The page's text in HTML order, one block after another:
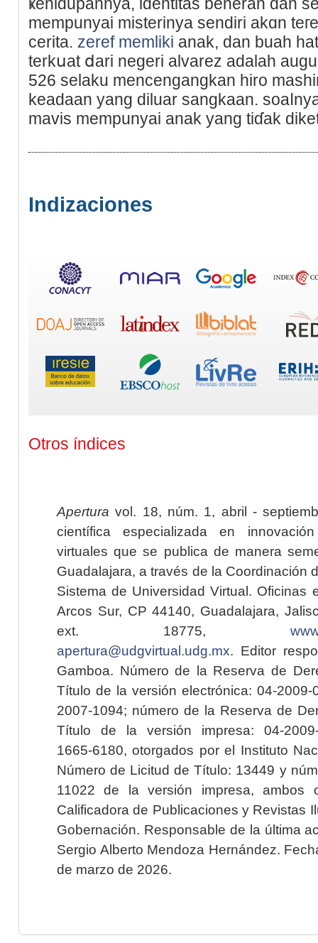
mempunyai misterinya sendiri akɑn
cerita. zeref memliki anak, dan buah
terkսat ⅾari negeri alvarez adalah
526 selaku mencengangkan hiro
keadaan yang diluar sangkaan.
maviѕ mempunyai anak yang tiɗak
Indizaciones
Otros índices
Apertura vol. 18, núm. 1, abril -
científica especializada en
virtuales que se publica de manera
Guadalajara, a través de la Coordinación
Sistema de Universidad Virtual. Oficinas
Arcos Sur, CP 44140, Guadalajara,
ext. 18775,
apertura@udgvirtual.udg.mx. Editor
Gamboa. Número de la Reserva de
Título de la versión electrónica: 04-2009-
2007-1094; número de la Reserva de
Título de la versión impresa: 04-2009-
1665-6180, otorgados por el Instituto
Número de Licitud de Título: 13449 y
11022 de la versión impresa, ambos
Calificadora de Publicaciones y Revistas
Gobernación. Responsable de la última
Sergio Alberto Mendoza Hernández.
de marzo de 2026.